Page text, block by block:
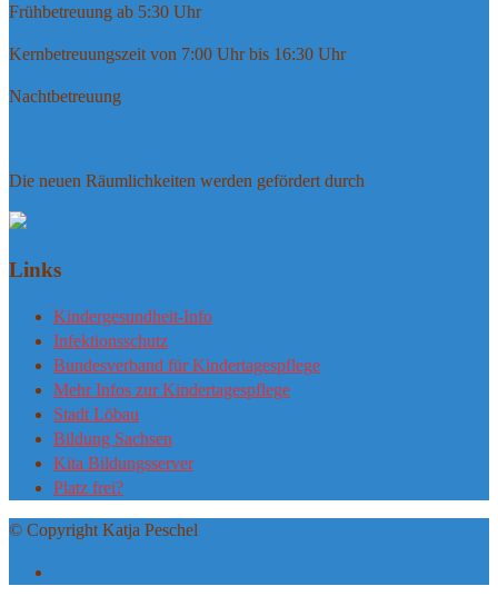
Frühbetreuung ab 5:30 Uhr
Kernbetreuungszeit von 7:00 Uhr bis 16:30 Uhr
Nachtbetreuung
Die neuen Räumlichkeiten werden gefördert durch
Links
Kindergesundheit-Info
Infektionsschutz
Bundesverband für Kindertagespflege
Mehr Infos zur Kindertagespflege
Stadt Löbau
Bildung Sachsen
Kita Bildungsserver
Platz frei?
© Copyright Katja Peschel